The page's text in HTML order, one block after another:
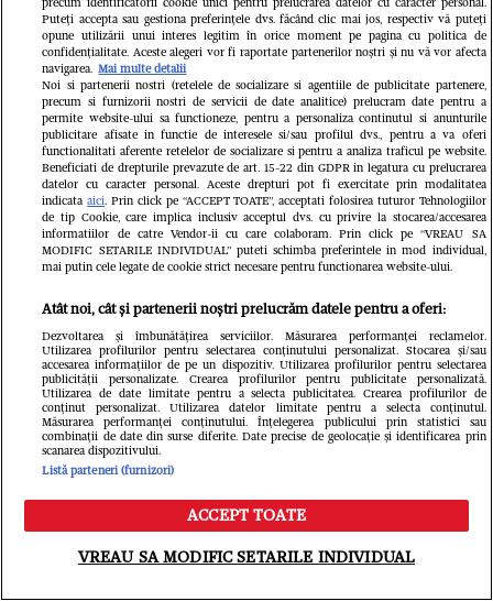
”De ce nu m-a luat Dumnezeu pe
mine?”. Mitică Dragomir, dezvăluiri
cutremurătoare despre moartea
fiului său cel mare
GSP.ro
Nuntă în circuitul WTA! Daria
Kasatkina și iubita ei s-au căsătorit în
Meniu Caută
Puteți accepta sau gestiona preferințele dvs. făcând clic mai jos, respectiv vă puteți
opune utilizării unui interes legitim în orice moment pe pagina cu politica de
confidențialitate. Aceste alegeri vor fi raportate partenerilor noștri și nu vă vor afecta
navigarea. Mai multe detalii
Noi si partenerii nostri (retelele de socializare si agentiile de publicitate partenere,
precum si furnizorii nostri de servicii de date analitice) prelucram date pentru a
permite website-ului sa functioneze, pentru a personaliza continutul si anunturile
publicitare afisate in functie de interesele si/sau profilul dvs., pentru a va oferi
functionalitati aferente retelelor de socializare si pentru a analiza traficul pe website.
Beneficiati de drepturile prevazute de art. 15-22 din GDPR in legatura cu prelucrarea
datelor cu caracter personal. Aceste drepturi pot fi exercitate prin modalitatea
indicataaici. Prin click pe “ACCEPT TOATE”, acceptati folosirea tuturor Tehnologiilor
de tip Cookie, care implica inclusiv acceptul dvs. cu privire la stocarea/accesarea
informatiilor de catre Vendor-ii cu care colaboram. Prin click pe “VREAU SA
MODIFIC SETARILE INDIVIDUAL” puteti schimba preferintele in mod individual,
mai putin cele legate de cookie strict necesare pentru functionarea website-ului.
Atât noi, cât și partenerii noștri prelucrăm datele pentru a oferi:
Dezvoltarea și îmbunătățirea serviciilor. Măsurarea performanței reclamelor.
Utilizarea profilurilor pentru selectarea conținutului personalizat. Stocarea și/sau
accesarea informațiilor de pe un dispozitiv. Utilizarea profilurilor pentru selectarea
publicității personalizate. Crearea profilurilor pentru publicitate personalizată.
Utilizarea de date limitate pentru a selecta publicitatea. Crearea profilurilor de
conținut personalizat. Utilizarea datelor limitate pentru a selecta conținutul.
Măsurarea performanței conținutului. Înțelegerea publicului prin statistici sau
combinații de date din surse diferite. Date precise de geolocație și identificarea prin
scanarea dispozitivului.
Listă parteneri (furnizori)
ACCEPT TOATE
VREAU SA MODIFIC SETARILE INDIVIDUAL